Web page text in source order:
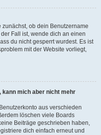
ob dein Benutzername
Fall ist, wende dich an einen
du nicht gesperrt wurdest. Es ist
mit der Website vorliegt,
kann mich aber nicht mehr
aus verschieden
löschen viele Boards
Beiträge geschrieben haben,
dich einfach erneut und